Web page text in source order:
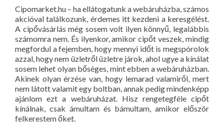
Cipomarket.hu – ha ellátogatunk a webáruházba, számos
akcióval találkozunk, érdemes itt kezdeni a keresgélést.
A cipővásárlás még sosem volt ilyen könnyű, legalábbis
számomra nem. És ilyenkor, amikor cipőt veszek, mindig
megfordul a fejemben, hogy mennyi időt is megspórolok
azzal, hogy nem üzletről üzletre járok, ahol ugye a kínálat
sosem lehet olyan bőséges, mint ebben a webáruházban.
Akinek olyan érzése van, hogy lemarad valamiről, mert
nem látott valamit egy boltban, annak pedig mindenképp
ajánlom ezt a webáruházat. Hisz rengetegféle cipőt
kínálnak, csak ámultam és bámultam, amikor először
felkerestem őket.